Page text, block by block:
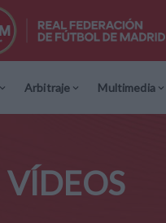
Arbitraje Multimedia
VÍDEOS